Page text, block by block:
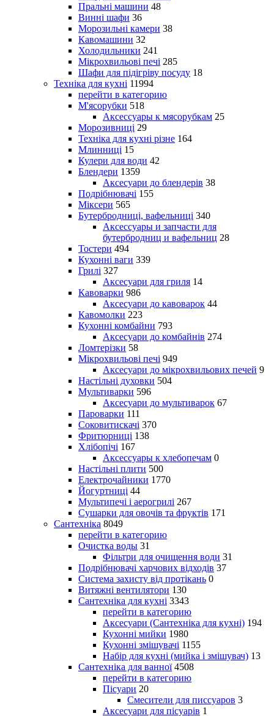
Пральні машини 48
Винні шафи 36
Морозильні камери 38
Кавомашини 32
Холодильники 241
Мікрохвильові печі 285
Шафи для підігріву посуду 18
Техніка для кухні 11994
перейти в категорию
М'ясорубки 518
Аксессуары к мясорубкам 25
Морозивниці 29
Техніка для кухні різне 164
Млинниці 15
Кулери для води 42
Блендери 1359
Аксесуари до блендерів 38
Подрібнювачі 155
Міксери 565
Бутербродниці, вафельниці 340
Аксессуары и запчасти для
бутербродниц и вафельниц 28
Тостери 494
Кухонні ваги 339
Грилі 327
Аксесуари для гриля 14
Кавоварки 986
Аксесуари до кавоварок 44
Кавомолки 223
Кухонні комбайни 793
Аксесуари до комбайнів 274
Ломтерізки 58
Мікрохвильові печі 949
Аксесуари до мікрохвильових печей 9
Настільні духовки 504
Мультиварки 596
Аксесуари до мультиварок 67
Пароварки 111
Соковитискачі 370
Фритюрниці 138
Хлібопічі 167
Аксессуары к хлебопечам 0
Настільні плити 500
Електрочайники 1770
Йогуртниці 44
Мультипечі і аерогрилі 267
Сушарки для овочів та фруктів 171
Сантехніка 8049
перейти в категорию
Очистка воды 31
Фільтри для очищення води 31
Подрібнювачі харчових відходів 37
Система захисту від протікань 0
Витяжні вентилятори 130
Сантехніка для кухні 3343
перейти в категорию
Аксесуари (Сантехніка для кухні) 194
Кухонні мийки 1980
Кухонні змішувачі 1155
Набір для кухні (мийка і змішувач) 13
Сантехніка для ванної 4508
перейти в категорию
Пісуари 20
Смесители для писсуаров 3
Аксесуари для пісуарів 1